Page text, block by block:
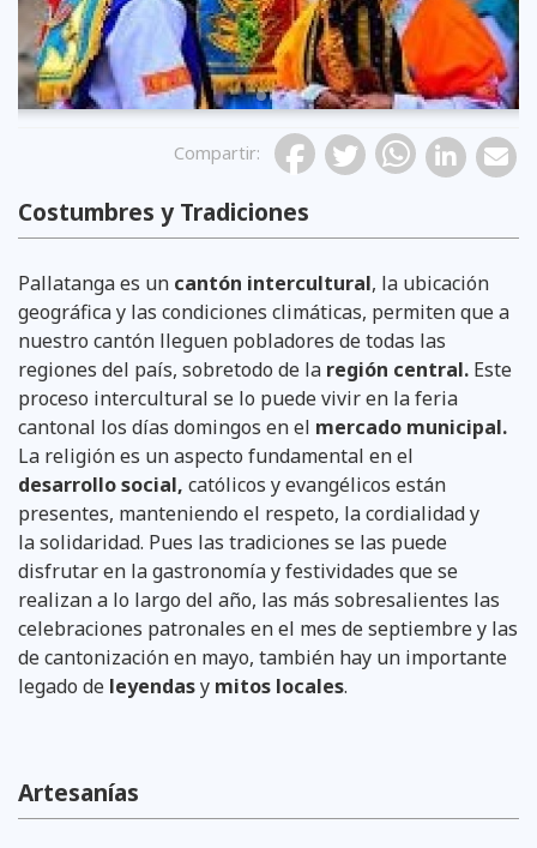
Compartir:
Costumbres y Tradiciones
Pallatanga es un cantón intercultural, la ubicación
geográfica y las condiciones climáticas, permiten que a
nuestro cantón lleguen pobladores de todas las
regiones del país, sobretodo de la región central. Este
proceso intercultural se lo puede vivir en la feria
cantonal los días domingos en el mercado municipal.
La religión es un aspecto fundamental en el
desarrollo social, católicos y evangélicos están
presentes, manteniendo el respeto, la cordialidad y
la solidaridad. Pues las tradiciones se las puede
disfrutar en la gastronomía y festividades que se
realizan a lo largo del año, las más sobresalientes las
celebraciones patronales en el mes de septiembre y las
de cantonización en mayo, también hay un importante
legado de leyendasy mitos locales.
Artesanías